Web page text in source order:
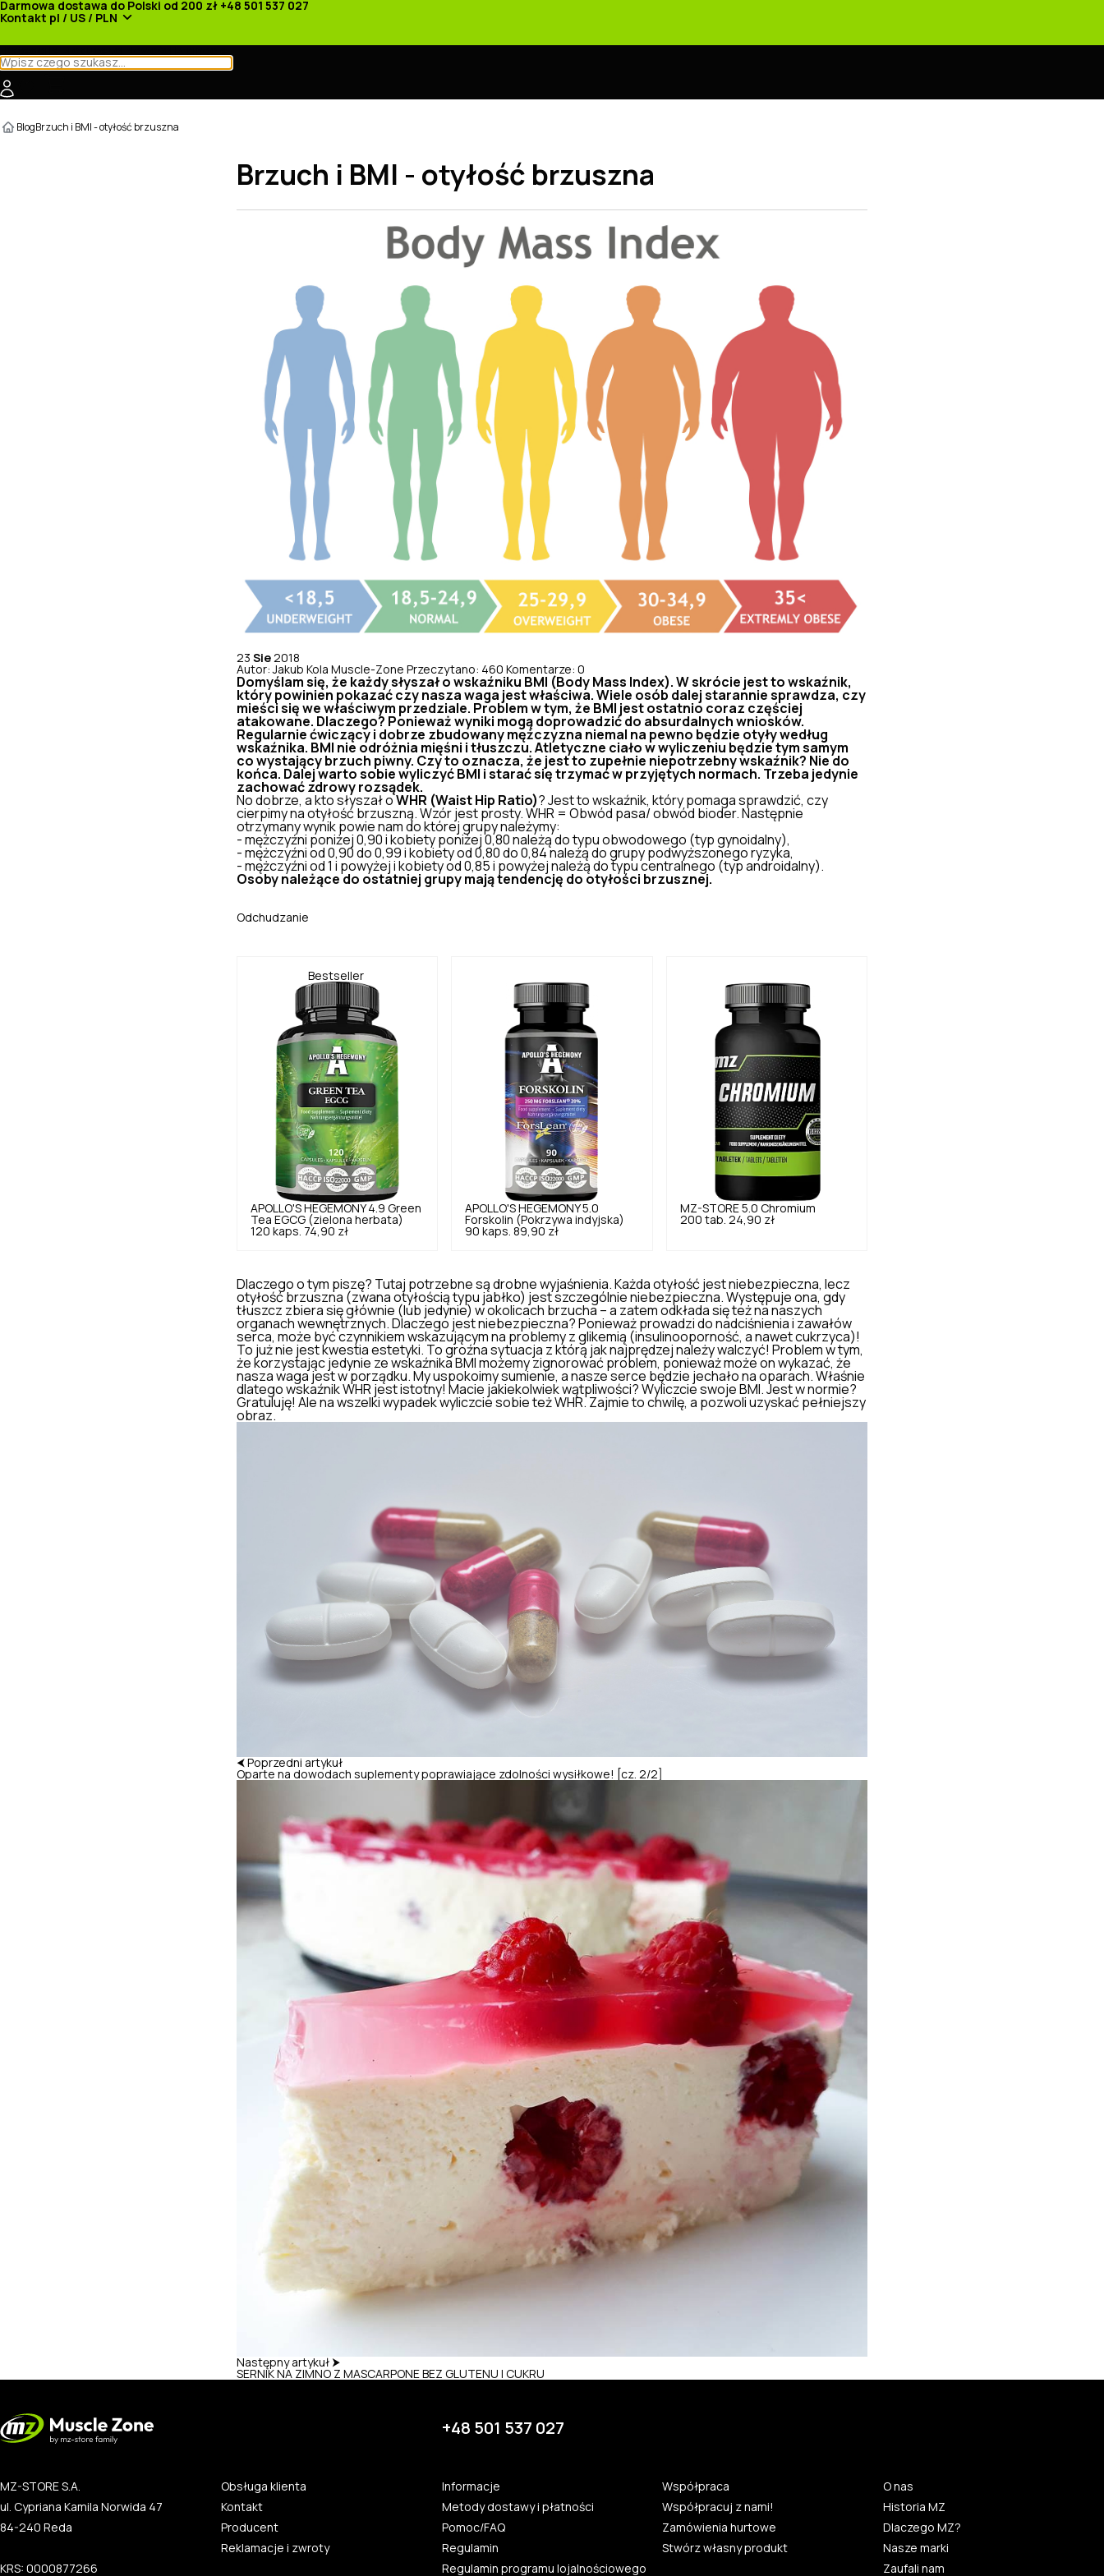
Darmowa dostawa do Polski od 200 zł +48 501 537 027
Kontakt pl / US / PLN
BlogBrzuch i BMI - otyłość brzuszna
Brzuch i BMI - otyłość brzuszna
23 Sie 2018
Autor: Jakub Kola Muscle-Zone Przeczytano: 460 Komentarze: 0
Domyślam się, że każdy słyszał o wskaźniku BMI (Body Mass Index). W skrócie jest to wskaźnik,
który powinien pokazać czy nasza waga jest właściwa. Wiele osób dalej starannie sprawdza, czy
mieści się we właściwym przedziale. Problem w tym, że BMI jest ostatnio coraz częściej
atakowane. Dlaczego? Ponieważ wyniki mogą doprowadzić do absurdalnych wniosków.
Regularnie ćwiczący i dobrze zbudowany mężczyzna niemal na pewno będzie otyły według
wskaźnika. BMI nie odróżnia mięśni i tłuszczu. Atletyczne ciało w wyliczeniu będzie tym samym
co wystający brzuch piwny. Czy to oznacza, że jest to zupełnie niepotrzebny wskaźnik? Nie do
końca. Dalej warto sobie wyliczyć BMI i starać się trzymać w przyjętych normach. Trzeba jedynie
zachować zdrowy rozsądek.
No dobrze, a kto słyszał oWHR (Waist Hip Ratio)? Jest to wskaźnik, który pomaga sprawdzić, czy
cierpimy na otyłość brzuszną . Wzór jest prosty. WHR = Obwód pasa/ obwód bioder. Następnie
otrzymany wynik powie nam do której grupy należymy:
- mężczyźni poniżej 0,90 i kobiety poniżej 0,80 należą do typu obwodowego (typ gynoidalny),
- mężczyźni od 0,90 do 0,99 i kobiety od 0,80 do 0,84 należą do grupy podwyższonego ryzyka,
- mężczyźni od 1 i powyżej i kobiety od 0,85 i powyżej należą do typu centralnego (typ androidalny).
Osoby należące do ostatniej grupy mają tendencję do otyłości brzusznej.
Odchudzanie
Bestseller
APOLLO'S HEGEMONY 4.9 Green
Tea EGCG (zielona herbata)
120 kaps. 74,90 zł
APOLLO'S HEGEMONY 5.0
Forskolin (Pokrzywa indyjska)
90 kaps. 89,90 zł
MZ-STORE 5.0 Chromium
200 tab. 24,90 zł
Dlaczego o tym piszę? Tutaj potrzebne są drobne wyjaśnienia. Każda otyłość jest niebezpieczna, lecz
otyłość brzuszna (zwana otyłością typu jabłko) jest szczególnie niebezpieczna. Występuje ona, gdy
tłuszcz zbiera się głównie (lub jedynie) w okolicach brzucha – a zatem odkłada się też na naszych
organach wewnętrznych. Dlaczego jest niebezpieczna? Ponieważ prowadzi do nadciśnienia i zawałów
serca, może być czynnikiem wskazującym na problemy z glikemią (insulinooporność , a nawet cukrzyca)!
To już nie jest kwestia estetyki. To groźna sytuacja z którą jak najprędzej należy walczyć! Problem w tym,
że korzystając jedynie ze wskaźnika BMI możemy zignorować problem, ponieważ może on wykazać, że
nasza waga jest w porządku. My uspokoimy sumienie, a nasze serce będzie jechało na oparach. Właśnie
dlatego wskaźnik WHR jest istotny! Macie jakiekolwiek wątpliwości? Wyliczcie swoje BMI. Jest w normie?
Gratuluję! Ale na wszelki wypadek wyliczcie sobie też WHR. Zajmie to chwilę, a pozwoli uzyskać pełniejszy
obraz.
⮜ Poprzedni artykuł
Oparte na dowodach suplementy poprawiające zdolności wysiłkowe! [cz. 2/2]
Następny artykuł ⮞
SERNIK NA ZIMNO Z MASCARPONE BEZ GLUTENU I CUKRU
+48 501 537 027
MZ-STORE S.A.
ul. Cypriana Kamila Norwida 47
84-240 Reda
KRS: 0000877266
Obsługa klienta
Kontakt
Producent
Reklamacje i zwroty
Informacje
Metody dostawy i płatności
Pomoc/FAQ
Regulamin
Regulamin programu lojalnościowego
Współpraca
Współpracuj z nami!
Zamówienia hurtowe
Stwórz własny produkt
O nas
Historia MZ
Dlaczego MZ?
Nasze marki
Zaufali nam